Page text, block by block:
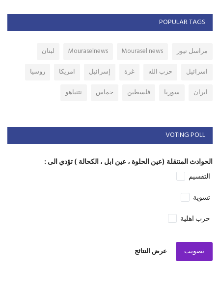
POPULAR TAGS
مراسل نيوز Mourasel news
Mouraselnews
لبنان
اسرائيل
حزب الله غزة إسرائيل امريكا
روسيا
ايران
سوريا فلسطين حماس نتنياهو
VOTING POLL
الحوادث المتنقلة (عين الحلوة ، عين ابل ، الكحالة ) تؤدي الى :
التقسيم
تسوية
حرب اهلية
تصويت عرض النتائج